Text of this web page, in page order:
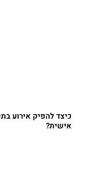
כיצד להפיק אירוע
אישית?